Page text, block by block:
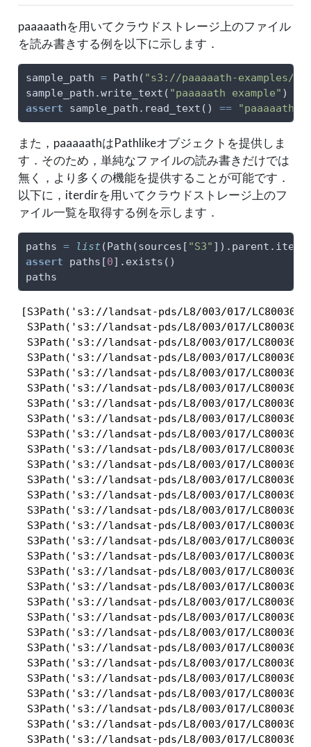
paaaaathを用いてクラウドストレージ上のファイル
を読み書きする例を以下に示します．
sample_path = Path( "s3://paaaaath-examples/
sample_path.write_text( "paaaaath example" )
assert sample_path.read_text() == "paaaaath
また，paaaaathはPathlikeオブジェクトを提供しま
す．そのため，単純なファイルの読み書きだけでは
無く，より多くの機能を提供することが可能です．
以下に，iterdirを用いてクラウドストレージ上のフ
ァイル一覧を取得する例を示します．
paths = list (Path(sources[ "S3"
assert paths[0].exists()
paths
[S3Path('s3://landsat-pds/L8/003/017/
S3Path('s3://landsat-pds/L8/003/017/
S3Path('s3://landsat-pds/L8/003/017/
S3Path('s3://landsat-pds/L8/003/017/
S3Path('s3://landsat-pds/L8/003/017/
S3Path('s3://landsat-pds/L8/003/017/
S3Path('s3://landsat-pds/L8/003/017/
S3Path('s3://landsat-pds/L8/003/017/
S3Path('s3://landsat-pds/L8/003/017/
S3Path('s3://landsat-pds/L8/003/017/
S3Path('s3://landsat-pds/L8/003/017/
S3Path('s3://landsat-pds/L8/003/017/
S3Path('s3://landsat-pds/L8/003/017/
S3Path('s3://landsat-pds/L8/003/017/
S3Path('s3://landsat-pds/L8/003/017/
S3Path('s3://landsat-pds/L8/003/017/
S3Path('s3://landsat-pds/L8/003/017/
S3Path('s3://landsat-pds/L8/003/017/
S3Path('s3://landsat-pds/L8/003/017/
S3Path('s3://landsat-pds/L8/003/017/
S3Path('s3://landsat-pds/L8/003/017/
S3Path('s3://landsat-pds/L8/003/017/
S3Path('s3://landsat-pds/L8/003/017/
S3Path('s3://landsat-pds/L8/003/017/
S3Path('s3://landsat-pds/L8/003/017/
S3Path('s3://landsat-pds/L8/003/017/
S3Path('s3://landsat-pds/L8/003/017/
S3Path('s3://landsat-pds/L8/003/017/
S3Path('s3://landsat-pds/L8/003/017/